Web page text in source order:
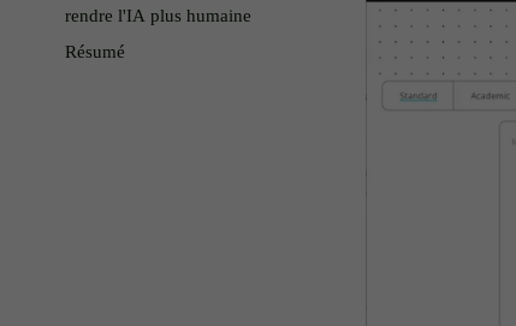
rendre l'IA plus humaine
Résumé